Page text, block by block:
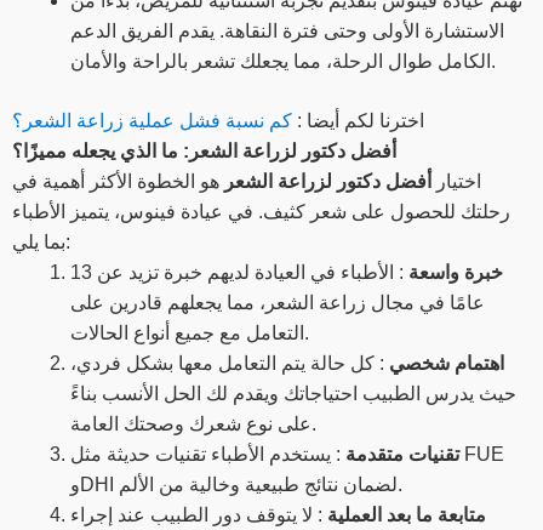
الاستشارة الأولى وحتى فترة النقاهة. يقدم الفريق الدعم
الكامل طوال الرحلة، مما يجعلك تشعر بالراحة والأمان.
اخترنا لكم أيضا : كم نسبة فشل عملية زراعة الشعر؟
أفضل دكتور لزراعة الشعر: ما الذي يجعله مميزًا؟
اختيار
أفضل دكتور لزراعة الشعر هو الخطوة الأكثر أهمية في
رحلتك للحصول على شعر كثيف. في عيادة فينوس، يتميز الأطباء
بما يلي:
خبرة واسعة
: الأطباء في العيادة لديهم خبرة تزيد عن 13
عامًا في مجال زراعة الشعر، مما يجعلهم قادرين على
التعامل مع جميع أنواع الحالات.
اهتمام شخصي : كل حالة يتم التعامل معها بشكل فردي،
حيث يدرس الطبيب احتياجاتك ويقدم لك الحل الأنسب بناءً
على نوع شعرك وصحتك العامة.
تقنيات متقدمة : يستخدم الأطباء تقنيات حديثة مثل FUE
وDHI لضمان نتائج طبيعية وخالية من الألم.
متابعة ما بعد العملية : لا يتوقف دور الطبيب عند إجراء